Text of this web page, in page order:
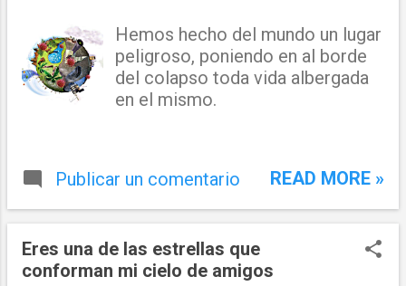
importar las desazones que esto produce. La
educación Es la formación consignada a
desarrollar la capacidad científica, decorosa
y afable de las personas de acuerdo con la
una persona para que esta obtenga un
determinado orden en la práctica de las
normas del ...
Hemos hecho del mundo un lugar
peligroso, poniendo en al borde
del colapso toda vida albergada
en el mismo.
Publicar un comentario READ MORE »
Eres una de las estrellas que
conforman mi cielo de amigos